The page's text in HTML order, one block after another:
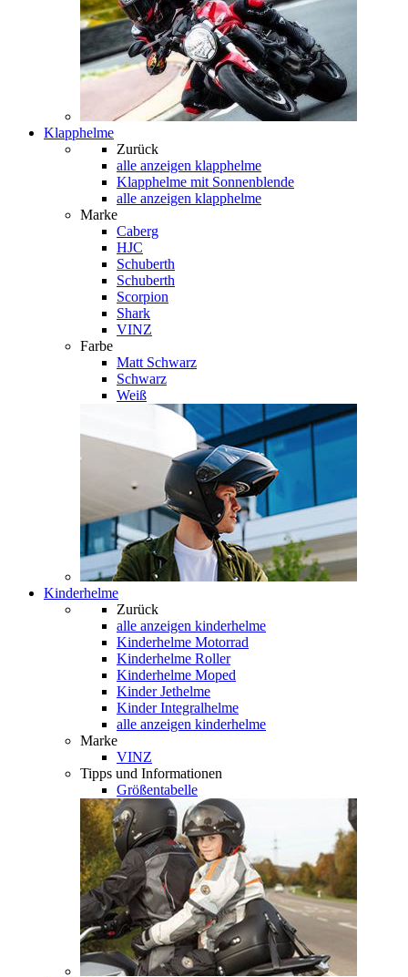
Klapphelme
Zurück
alle anzeigen klapphelme
Klapphelme mit Sonnenblende
alle anzeigen klapphelme
Marke
Caberg
HJC
Schuberth
Schuberth
Scorpion
Shark
VINZ
Farbe
Matt Schwarz
Schwarz
Weiß
Kinderhelme
Zurück
alle anzeigen kinderhelme
Kinderhelme Motorrad
Kinderhelme Roller
Kinderhelme Moped
Kinder Jethelme
Kinder Integralhelme
alle anzeigen kinderhelme
Marke
VINZ
Tipps und Informationen
Größentabelle